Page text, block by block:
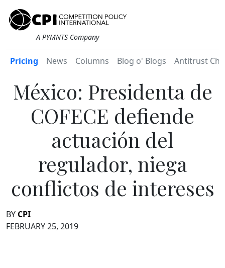
A PYMNTS Company
Pricing News Columns Blog o' Blogs Antitrust
México: Presidenta de
COFECE defiende
actuación del
regulador, niega
conflictos de intereses
BY CPI
FEBRUARY 25, 2019